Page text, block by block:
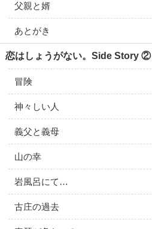
父親と婿
あとがき
恋はしょうがない。Side Story ②
冒険
神々しい人
義父と義母
山の幸
岩風呂にて…
古庄の過去